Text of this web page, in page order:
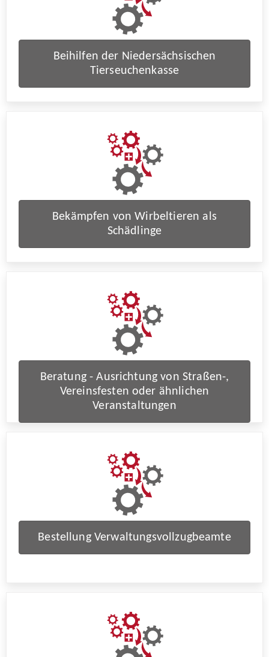
Beihilfen der Niedersächsischen
Tierseuchenkasse
Bekämpfen von Wirbeltieren als
Schädlinge
Beratung - Ausrichtung von Straßen-,
Vereinsfesten oder ähnlichen
Veranstaltungen
Bestellung Verwaltungsvollzugbeamte